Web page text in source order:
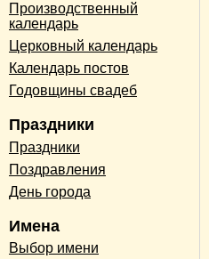
Производственный
календарь
Церковный календарь
Календарь постов
Годовщины свадеб
Праздники
Праздники
Поздравления
День города
Имена
Выбор имени